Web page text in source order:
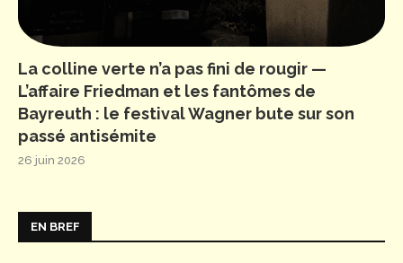
La colline verte n’a pas fini de rougir —
L’affaire Friedman et les fantômes de
Bayreuth : le festival Wagner bute sur son
passé antisémite
26 juin 2026
EN BREF